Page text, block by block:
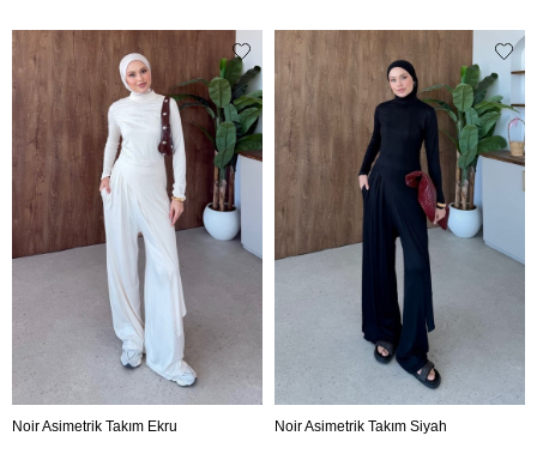
Noir Asimetrik Takım Ekru Noir Asimetrik Takım Siyah